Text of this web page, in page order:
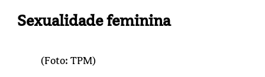
Sexualidade feminina
(Foto: TPM)